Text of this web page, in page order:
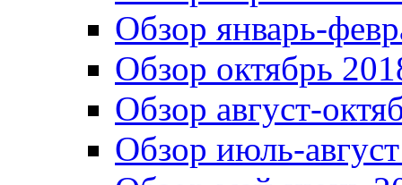
Обзор январь-
Обзор октябрь
Обзор август-
Обзор июль-